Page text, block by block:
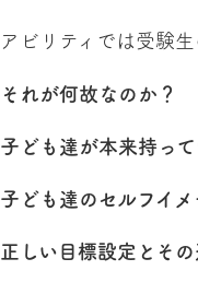
アビリティでは受験
それが何故なのか？
子ども達が本来持っ
子ども達のセルフイ
正しい目標設定とそ